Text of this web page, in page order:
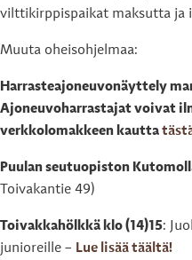
vilttikirppispaikat maksutta ja
Muuta oheisohjelmaa:
Harrasteajoneuvonäyttely
Ajoneuvoharrastajat voivat
verkkolomakkeen kautta
Puulan seutuopiston
Toivakantie 49)
Toivakkahölkkä klo (14)15:
junioreille – Lue lisää täältä!